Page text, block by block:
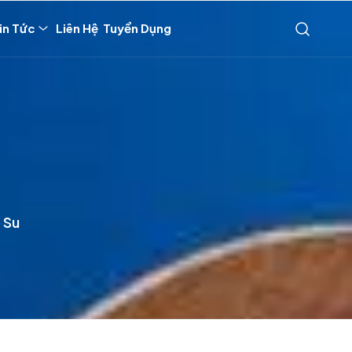
Tức Liên Hệ Tuyển Dụng